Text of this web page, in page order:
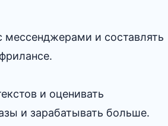
мессенджерами и составлять
и оценивать
и зарабатывать больше.